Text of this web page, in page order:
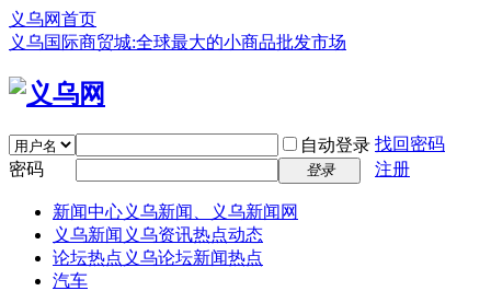
义乌网首页
义乌国际商贸城:全球最大的小商品批发市场
自动登录 找回密码
密码
登录 注册
新闻中心义乌新闻、义乌新闻网
义乌新闻 义乌资讯热点动态
论坛热点 义乌论坛新闻热点
汽车